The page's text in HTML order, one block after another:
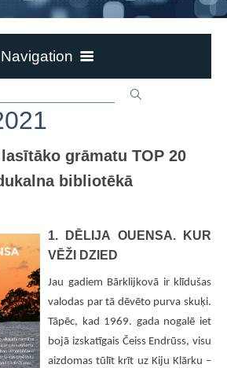
Navigation
BIBLIOTĒKU
TOP 20_2025
TOP 20_2024
TOP 20_2023
TOP 20_2022
TOP 20_2021
grāmatu TOP 20
bibliotēkā
1. DĒLIJA OUENSA. KUR
VĒŽI DZIED
Jau gadiem Bārklijkovā ir klīdušas
valodas par tā dēvēto purva skuķi.
Tāpēc, kad 1969. gada nogalē iet
bojā izskatīgais Čeiss Endrūss, visu
aizdomas tūlīt krīt uz Kiju Klārku –